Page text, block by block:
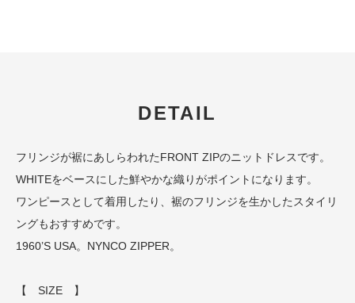
DETAIL
フリンジが裾にあしらわれたFRONT ZIPのニットドレスです。
WHITEをベースにした鮮やかな織りがポイントになります。
ワンピースとして着用したり、裾のフリンジを生かしたスタイリ
ングもおすすめです。
1960’S USA。NYNCO ZIPPER。
【 SIZE 】